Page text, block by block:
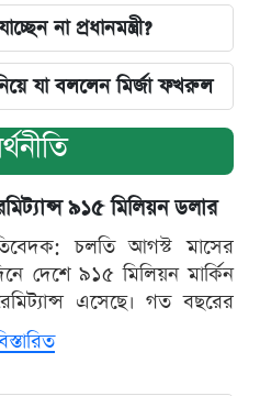
না প্রধানমন্ত্রী?
যা বললেন মির্জা ফখরুল
৯১৫ মিলিয়ন ডলার
চলতি আগস্ট মাসের
দেশে ৯১৫ মিলিয়ন মার্কিন
এসেছে। গত বছরের